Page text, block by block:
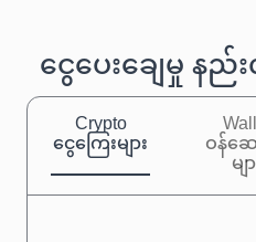
ငွေပေးချေမှု နည်
Crypto
ငွေကြေးများ ဝန်ဆ
မျ